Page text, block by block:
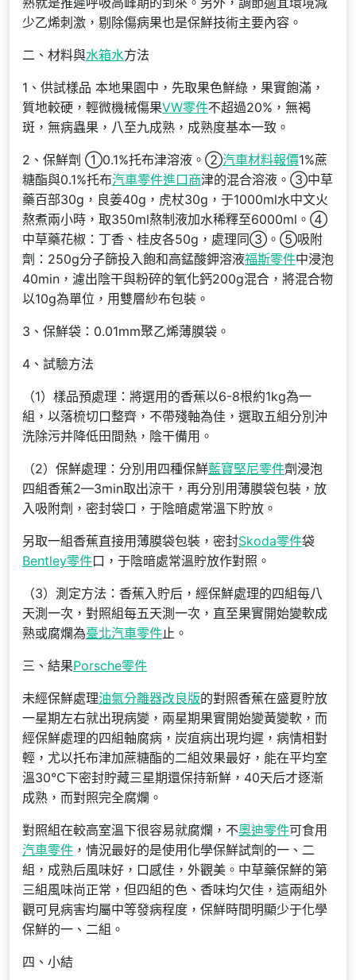
少乙烯刺激，剔除傷病果也是保鮮技術主要內容。
二、材料與水箱水方法
1、供試樣品 本地果園中，先取果色鮮綠，果實飽滿，
質地較硬，輕微機械傷果VW零件不超過20%，無褐
斑，無病蟲果，八至九成熟，成熟度基本一致。
2、保鮮劑 ①0.1%托布津溶液。②汽車材料報價1%蔗
糖酯與0.1%托布汽車零件進口商津的混合溶液。③中草
藥百部30g，良姜40g，虎杖30g，于1000ml水中文火
熬煮兩小時，取350ml熬制液加水稀釋至6000ml。④
中草藥花椒：丁香、桂皮各50g，處理同③。⑤吸附
劑：250g分子篩投入飽和高錳酸鉀溶液福斯零件中浸泡
40min，濾出陰干與粉碎的氧化鈣200g混合，將混合物
以10g為單位，用雙層紗布包裝。
3、保鮮袋：0.01mm聚乙烯薄膜袋。
4、試驗方法
（1）樣品預處理：將選用的香蕉以6-8根約1kg為一
組，以落梳切口整齊，不帶殘軸為佳，選取五組分別沖
洗除污并降低田間熱，陰干備用。
（2）保鮮處理：分別用四種保鮮藍寶堅尼零件劑浸泡
四組香蕉2—3min取出涼干，再分別用薄膜袋包裝，放
入吸附劑，密封袋口，于陰暗處常溫下貯放。
另取一組香蕉直接用薄膜袋包裝，密封Skoda零件袋
Bentley零件口，于陰暗處常溫貯放作對照。
（3）測定方法：香蕉入貯后，經保鮮處理的四組每八
天測一次，對照組每五天測一次，直至果實開始變軟成
熟或腐爛為臺北汽車零件止。
三、結果Porsche零件
未經保鮮處理油氣分離器改良版的對照香蕉在盛夏貯放
一星期左右就出現病變，兩星期果實開始變黃變軟，而
經保鮮處理的四組軸腐病，炭疽病出現均遲，病情相對
輕，尤以托布津加蔗糖酯的二組效果最好，能在平均室
溫30℃下密封貯藏三星期還保持新鮮，40天后才逐漸
成熟，而對照完全腐爛。
對照組在較高室溫下很容易就腐爛，不奧迪零件可食用
汽車零件 ，情況最好的是使用化學保鮮試劑的一、二
組，成熟后風味好，口感佳，外觀美。中草藥保鮮的第
三組風味尚正常，但四組的色、香味均欠佳，這兩組外
觀可見病害均屬中等發病程度，保鮮時間明顯少于化學
保鮮的一、二組。
四、小結